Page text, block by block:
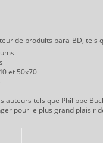
de produits para-BD, tels
et 50x70
auteurs tels que Philippe
pour le plus grand plaisir